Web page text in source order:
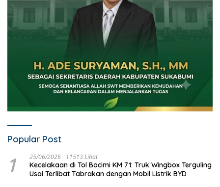
Popular Post
1 25/06/2026 11513 Lihat
Kecelakaan di Tol Bocimi KM 71: Truk Wingbox Terguling
Usai Terlibat Tabrakan dengan Mobil Listrik BYD